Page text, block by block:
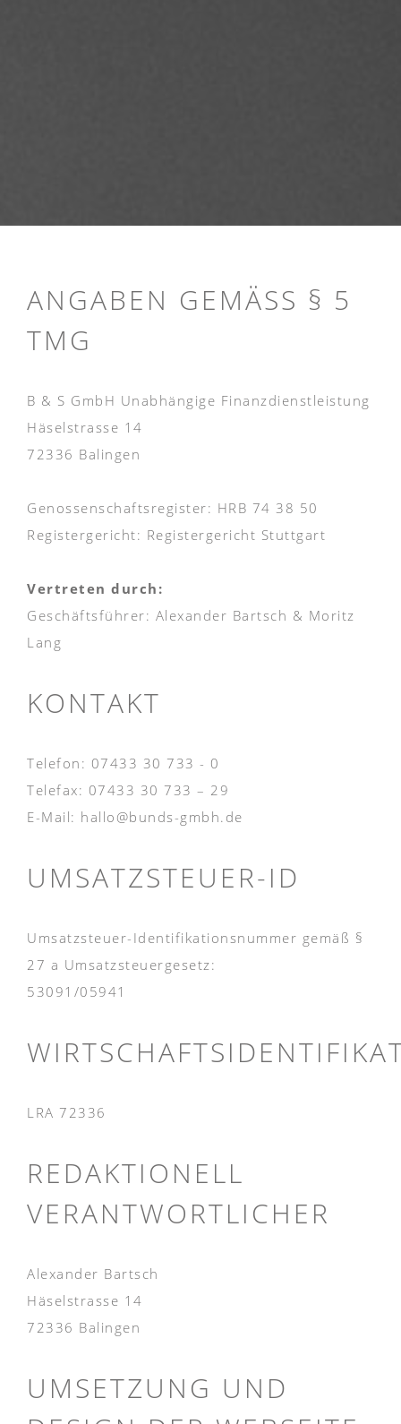
ANGABEN GEMÄSS § 5 T
MG
B & S GmbH Unabhängige Finanzdienstleistung
Häselstrasse 14
72336 Balingen
Genossenschaftsregister: HRB 74 38 50
Registergericht: Registergericht Stuttgart
Vertreten durch:
Geschäftsführer: Alexander Bartsch & Moritz
Lang
KONTAKT
Telefon: 07433 30 733 - 0
Telefax: 07433 30 733 – 29
E-Mail: hallo@bunds-gmbh.de
UMSATZSTEUER-ID
Umsatzsteuer-Identifikationsnummer gemäß §
27 a Umsatzsteuergesetz:
53091/05941
LRA 72336
REDAKTIONELL
VERANTWORTLICHER
Alexander Bartsch
Häselstrasse 14
72336 Balingen
UMSETZUNG UND